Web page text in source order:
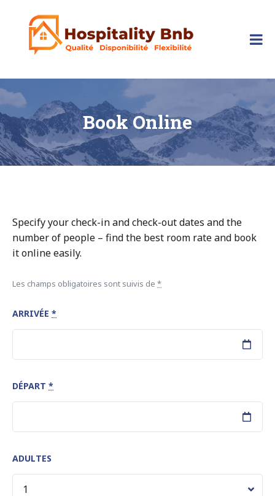
contenthospitalitybnb
Book Online
Specify your check-in and check-out dates and the
number of people – find the best room rate and book
it online easily.
Les champs obligatoires sont suivis de *
ARRIVÉE *
DÉPART *
ADULTES